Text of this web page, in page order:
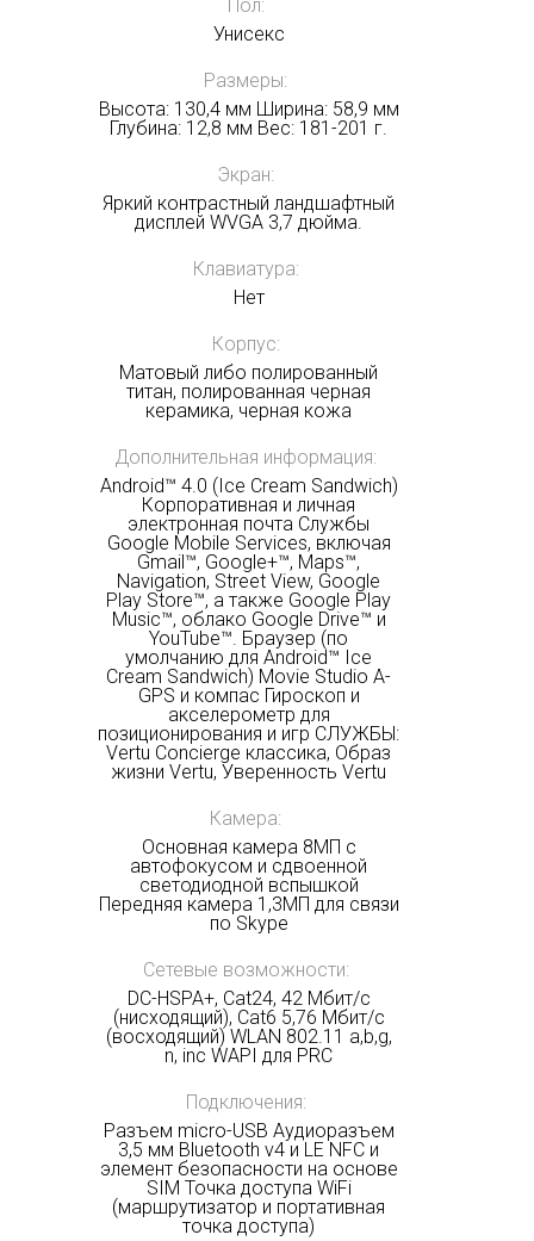
Пол:
Унисекс
Размеры:
Высота: 130,4 мм Ширина: 58,9 мм
Глубина: 12,8 мм Вес: 181-201 г.
Экран:
Яркий контрастный ландшафтный
дисплей WVGA 3,7 дюйма.
Клавиатура:
Нет
Корпус:
Матовый либо полированный
титан, полированная черная
керамика, черная кожа
Дополнительная информация:
Android™ 4.0 (Ice Cream Sandwich)
Корпоративная и личная
электронная почта Службы
Google Mobile Services, включая
Gmail™, Google+™, Maps™,
Navigation, Street View, Google
Play Store™, а также Google Play
Music™, облако Google Drive™ и
YouTube™. Браузер (по
умолчанию для Android™ Ice
Cream Sandwich) Movie Studio A-
GPS и компас Гироскоп и
акселерометр для
позиционирования и игр СЛУЖБЫ:
Vertu Concierge классика, Образ
жизни Vertu, Уверенность Vertu
Камера:
Основная камера 8МП с
автофокусом и сдвоенной
светодиодной вспышкой
Передняя камера 1,3МП для связи
по Skype
Сетевые возможности:
DC-HSPA+, Cat24, 42 Мбит/с
(нисходящий), Cat6 5,76 Мбит/с
(восходящий) WLAN 802.11 a,b,g,
n, inc WAPI для PRC
Подключения:
Разъем micro-USB Аудиоразъем
3,5 мм Bluetooth v4 и LE NFC и
элемент безопасности на основе
SIM Точка доступа WiFi
(маршрутизатор и портативная
точка доступа)
Получать на почту